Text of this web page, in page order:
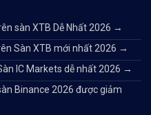
sàn XTB Dễ Nhất 2026 →
Sàn XTB mới nhất 2026 →
IC Markets dễ nhất 2026 →
Binance 2026 được giảm